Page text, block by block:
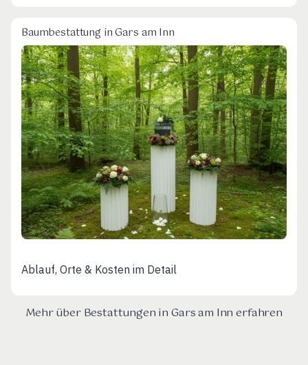
Baumbestattung in Gars am Inn
Ablauf, Orte & Kosten im Detail
Mehr über Bestattungen in Gars am Inn erfahren